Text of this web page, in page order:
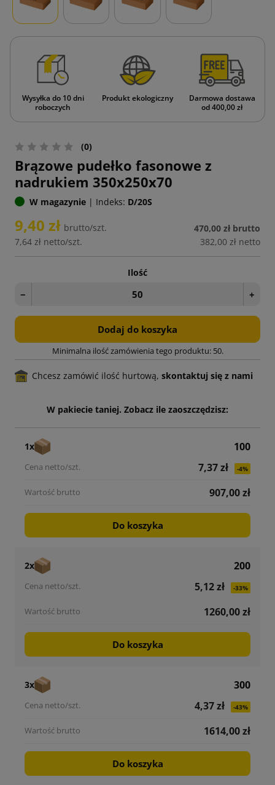
Wysyłka do 10 dni
roboczych
Produkt ekologiczny
Darmowa dostawa
od 400,00 zł
(0)
Brązowe pudełko fasonowe z
nadrukiem 350x250x70
W magazynie | Indeks: D/20S
9,40 zł brutto/szt.
7,64 zł netto/szt.
470,00 zł brutto
382,00 zł netto
Ilość
− +
Dodaj do koszyka
Minimalna ilość zamówienia tego produktu: 50.
Chcesz zamówić ilość hurtową, skontaktuj się z nami
W pakiecie taniej. Zobacz ile zaoszczędzisz:
1x
100
7,37 zł
-4%
907,00 zł
Do koszyka
2x
200
5,12 zł
-33%
1260,00 zł
Do koszyka
3x
300
4,37 zł
-43%
1614,00 zł
Do koszyka